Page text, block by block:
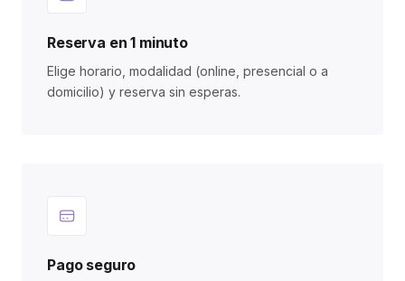
Reserva en 1 minuto
Elige horario, modalidad (online, presencial o a
domicilio) y reserva sin esperas.
Pago seguro